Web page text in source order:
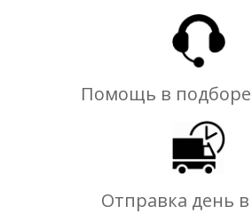
Помощь в подборе
Отправка день